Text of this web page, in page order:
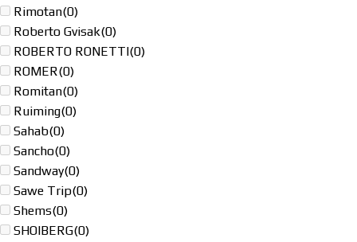
Rimotan(0)
Roberto Gvisak(0)
ROBERTO RONETTI(0)
ROMER(0)
Romitan(0)
Ruiming(0)
Sahab(0)
Sancho(0)
Sandway(0)
Sawe Trip(0)
Shems(0)
SHOIBERG(0)